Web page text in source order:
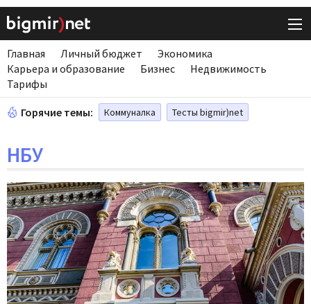
Главная Личный бюджет
Экономика
Карьера и образование
Бизнес
Недвижимость
Тарифы
Горячие темы: Коммуналка Тесты bigmir)net
НБУ